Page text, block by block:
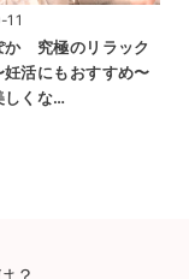
11
か 究極のリラック
活にもおすすめ〜
しくな…